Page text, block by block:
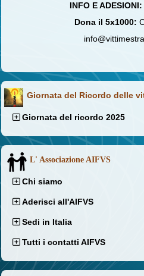
INFO E ADESIONI:
Dona il 5x1000:
Giornata del Ricordo delle
Giornata del ricordo 2025
L' Associazione AIFVS
Chi siamo
Aderisci all'AIFVS
Sedi in Italia
Tutti i contatti AIFVS